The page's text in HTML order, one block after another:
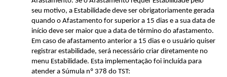
seu motivo, a Estabilidade deve ser obrigatoriamente gerada
quando o Afastamento for superior a 15 dias e a sua data de
início deve ser maior que a data de término do afastamento.
Em caso de afastamento anterior a 15 dias e o usuário quiser
registrar estabilidade, será necessário criar diretamente no
menu Estabilidade. Esta implementação foi incluída para
atender a Súmula nº 378 do TST: